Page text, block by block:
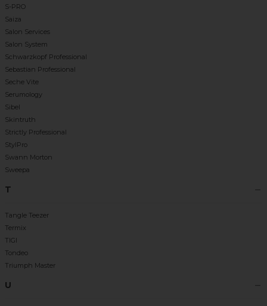
S-PRO
Saiza
Salon Services
Salon System
Schwarzkopf Professional
Sebastian Professional
Seche Vite
Serumology
Sibel
Skintruth
Strictly Professional
StylPro
Swann Morton
Sweepa
T
Tangle Teezer
Termix
TIGI
Tondeo
Triumph Master
U